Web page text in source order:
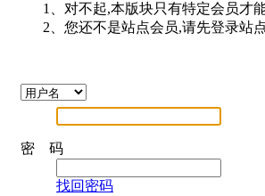
1、对不起,本版块只有特定会员才
2、您还不是站点会员,请先登录站
密 码
找回密码